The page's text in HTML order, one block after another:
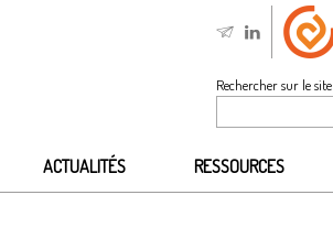
Rechercher sur le site
ACTUALITÉS RESSOURCES